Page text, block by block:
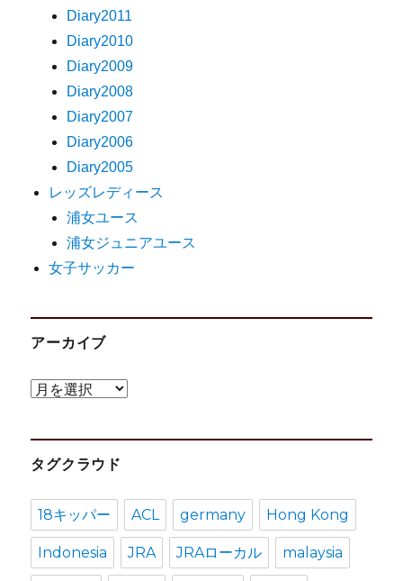
Diary2011
Diary2010
Diary2009
Diary2008
Diary2007
Diary2006
Diary2005
レッズレディース
浦女ユース
浦女ジュニアユース
女子サッカー
アーカイブ
ア
カ
イ
タグクラウド
18キッパー ACL germany Hong Kong
Indonesia JRA JRAローカル malaysia